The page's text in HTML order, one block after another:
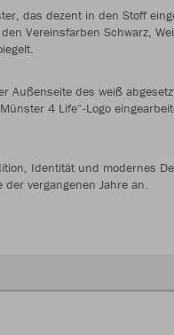
das dezent in den Stoff
Vereinsfarben Schwarz,
Außenseite des weiß
4 Life“-Logo
Identität und modernes
vergangenen Jahre an.